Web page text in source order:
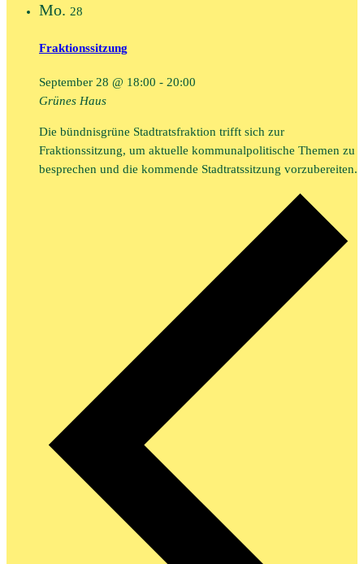
Mo. 28
Fraktionssitzung
September 28 @ 18:00 - 20:00
Grünes Haus
Die bündnisgrüne Stadtratsfraktion trifft sich zur
Fraktionssitzung, um aktuelle kommunalpolitische Themen zu
besprechen und die kommende Stadtratssitzung vorzubereiten.